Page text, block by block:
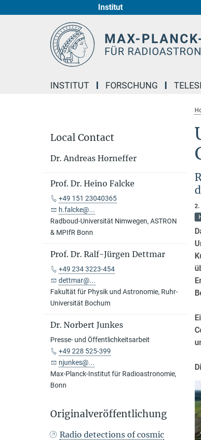
Institut
INSTITUT FORSCHUNG
2.
Local Contact
Dr. Andreas Horneffer
Prof. Dr. Heino Falcke
+49 151 23040365
h.falcke@...
Radboud-Universität Nimwegen, ASTRON
& MPIfR Bonn
Prof. Dr. Ralf-Jürgen Dettmar
+49 234 3223-454
dettmar@...
Fakultät für Physik und Astronomie, Ruhr-
Universität Bochum
Dr. Norbert Junkes
Presse- und Öffentlichkeitsarbeit
+49 228 525-399
njunkes@...
Max-Planck-Institut für Radioastronomie,
Bonn
Originalveröffentlichung
Radio detections of cosmic